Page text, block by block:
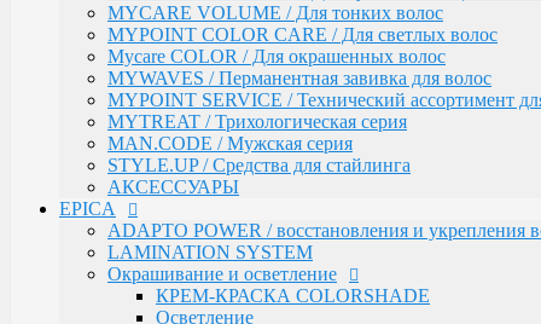
Окисляющая эмульсия
Гель-краска Colordream
Оттеночные муссы
SHAPE WAVE / Химическая завивка
НАБОРЫ EPICA
Уход за кожей рук / Крем-мыло, Крем для рук
Styling
TOTAL CARE / Уход и защита
SPECIAL / Особенный уход
SKIN BALANCE| / Регулирование работы сальных
SILK WAVES / Ежедневный уход за вьющимися
HEMP THERAPY ORGANIC / Для роста волос
MEN'S / Мужская серия
COLD BLOND / Уход для blond
KERATIN PRO / Реконструкция и восстановление
MYCARE VOLUME / Для тонких волос
MYPOINT COLOR CARE / Для светлых волос
Mycare COLOR / Для окрашенных волос
MYWAVES / Перманентная завивка для волос
MYPOINT SERVICE / Технический ассортимент
MYTREAT / Трихологическая серия
MAN.CODE / Мужская серия
STYLE.UP / Средства для стайлинга
АКСЕССУАРЫ
EPICA
ADAPTO POWER / восстановления и укрепления
LAMINATION SYSTEM
Окрашивание и осветление
КРЕМ-КРАСКА COLORSHADE
Осветление